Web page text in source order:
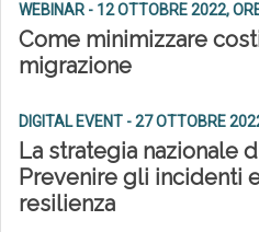
WEBINAR - 12 OTTOBRE 2022,
Come minimizzare
migrazione
DIGITAL EVENT - 27 OTTOBRE
La strategia nazionale
Prevenire gli incidenti
resilienza